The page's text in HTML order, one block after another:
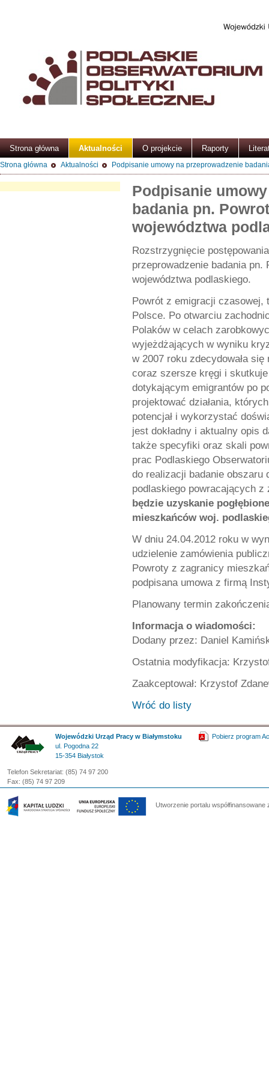
Strona główna Aktualności O projekcie Raporty
Strona główna Aktualności Podpisanie umowy na przeprowadzenie
Podpisanie
badania pn.
województwa
Rozstrzygnięcie
przeprowadzenie badania
województwa podlaskiego.
Powrót z emigracji
Polsce. Po otwarciu
Polaków w celach
wyjeżdżających w wyniku
w 2007 roku zdecydowała
coraz szersze kręgi i
dotykającym emigrantów po
projektować działania,
potencjał i wykorzystać
jest dokładny i aktualny opis
także specyfiki oraz skali
prac Podlaskiego
do realizacji badanie obszaru
podlaskiego powracających z
będzie uzyskanie
mieszkańców woj.
W dniu 24.04.2012 roku w
udzielenie zamówienia
Powroty z zagranicy
podpisana umowa z firmą
Planowany termin
Informacja o wiadomości:
Dodany przez: Daniel
Ostatnia modyfikacja:
Zaakceptował: Krzystof
Wróć do listy
Wojewódzki Urząd Pracy w Białymstoku
ul. Pogodna 22
15-354 Białystok
Telefon Sekretariat: (85) 74 97 200
Fax: (85) 74 97 209
Pobierz program
Utworzenie portalu